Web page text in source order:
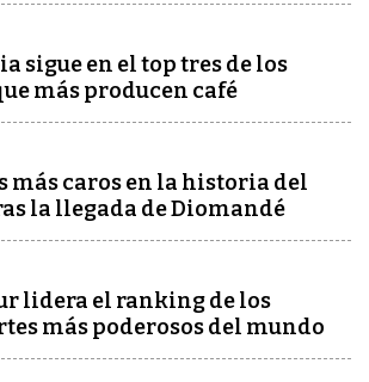
sigue en el top tres de los
más producen café
más caros en la historia del
la llegada de Diomandé
lidera el ranking de los
más poderosos del mundo